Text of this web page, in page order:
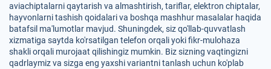
aviachiptalarni qaytarish va almashtirish, tariflar, elektron chiptalar,
hayvonlarni tashish qoidalari va boshqa mashhur masalalar haqida
batafsil ma'lumotlar mavjud. Shuningdek, siz qo'llab-quvvatlash
xizmatiga saytda ko'rsatilgan telefon orqali yoki fikr-mulohaza
shakli orqali murojaat qilishingiz mumkin. Biz sizning vaqtingizni
qadrlaymiz va sizga eng yaxshi variantni tanlash uchun ko'plab